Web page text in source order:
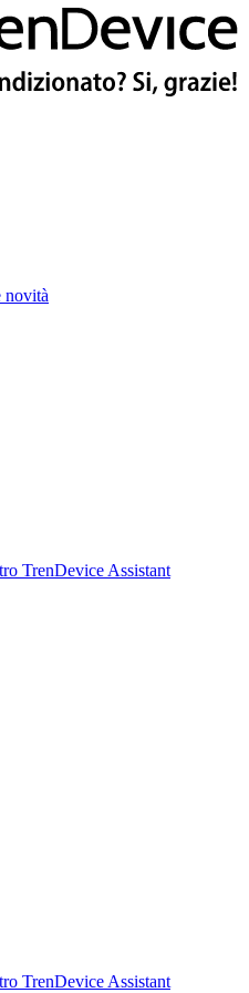
novità
TrenDevice Assistant
TrenDevice Assistant